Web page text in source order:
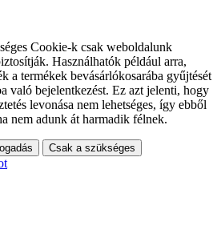
Cookie-k csak weboldalunk
Használhatók például arra,
a termékek bevásárlókosarába gyűjtését
való bejelentkezést. Ez azt jelenti, hogy
levonása nem lehetséges, így ebből
nem adunk át harmadik félnek.
Csak a szükséges